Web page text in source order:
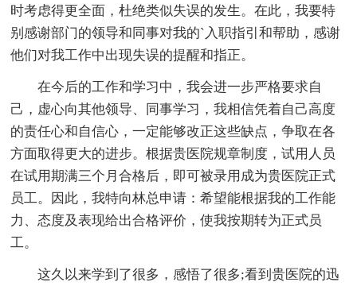
时考虑得更全面，杜绝类似失误的发生。在此，我要特
别感谢部门的领导和同事对我的`入职指引和帮助，感谢
他们对我工作中出现失误的提醒和指正。
在今后的工作和学习中，我会进一步严格要求自
己，虚心向其他领导、同事学习，我相信凭着自己高度
的责任心和自信心，一定能够改正这些缺点，争取在各
方面取得更大的进步。根据贵医院规章制度，试用人员
在试用期满三个月合格后，即可被录用成为贵医院正式
员工。因此，我特向林总申请：希望能根据我的工作能
力、态度及表现给出合格评价，使我按期转为正式员
工。
这久以来学到了很多，感悟了很多;看到贵医院的迅